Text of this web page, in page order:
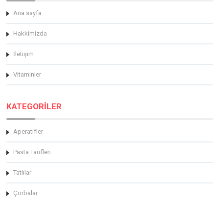
Ana sayfa
Hakkimizda
İletişim
Vitaminler
KATEGORİLER
Aperatifler
Pasta Tarifleri
Tatlılar
Çorbalar